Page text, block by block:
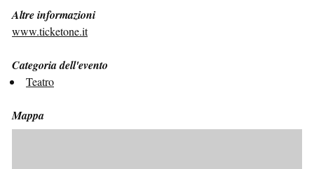
Altre informazioni
www.ticketone.it
Categoria dell'evento
Teatro
Mappa